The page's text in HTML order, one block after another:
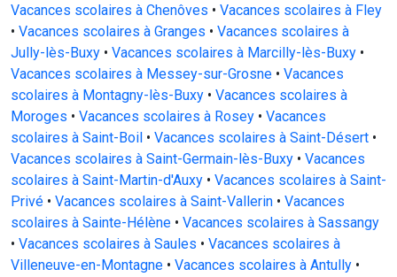
Vacances scolaires à Chenôves • Vacances scolaires à Fley
• Vacances scolaires à Granges • Vacances scolaires à
Jully-lès-Buxy • Vacances scolaires à Marcilly-lès-Buxy •
Vacances scolaires à Messey-sur-Grosne • Vacances
scolaires à Montagny-lès-Buxy • Vacances scolaires à
Moroges • Vacances scolaires à Rosey • Vacances
scolaires à Saint-Boil • Vacances scolaires à Saint-Désert •
Vacances scolaires à Saint-Germain-lès-Buxy • Vacances
scolaires à Saint-Martin-d'Auxy • Vacances scolaires à Saint-
Privé • Vacances scolaires à Saint-Vallerin • Vacances
scolaires à Sainte-Hélène • Vacances scolaires à Sassangy
• Vacances scolaires à Saules • Vacances scolaires à
Villeneuve-en-Montagne • Vacances scolaires à Antully •